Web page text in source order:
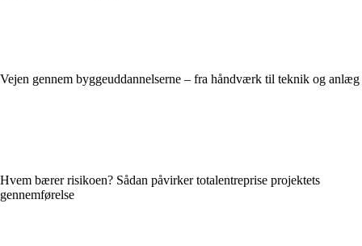
Vejen gennem byggeuddannelserne – fra håndværk til teknik og anlæg
Hvem bærer risikoen? Sådan påvirker totalentreprise projektets
gennemførelse